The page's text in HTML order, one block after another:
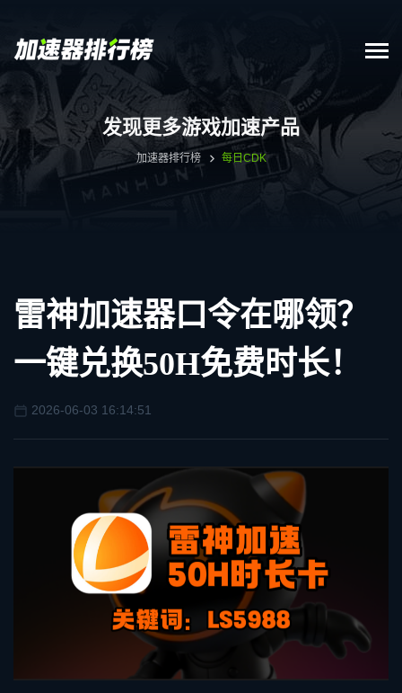
发现更多游戏加速产品
加速器排行榜 每日CDK
雷神加速器口令在哪领？
一键兑换50H免费时长！
2026-06-03 16:14:51